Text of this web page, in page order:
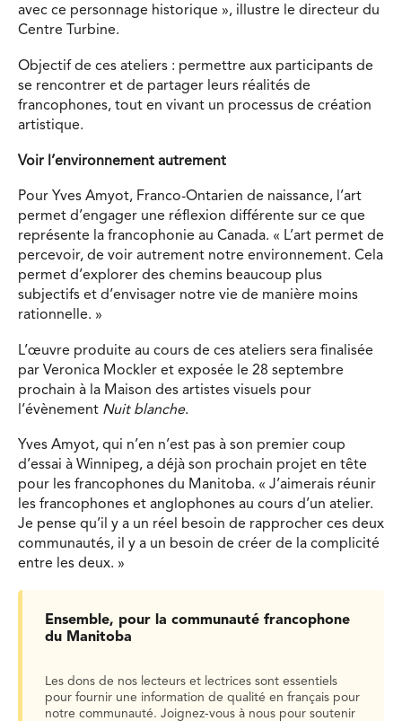
avec ce personnage historique », illustre le directeur du
Centre Turbine.
Objectif de ces ateliers : permettre aux participants de
se rencontrer et de partager leurs réalités de
francophones, tout en vivant un processus de création
artistique.
Voir l’environnement autrement
Pour Yves Amyot, Franco-Ontarien de naissance, l’art
permet d’engager une réflexion différente sur ce que
représente la francophonie au Canada. « L’art permet de
percevoir, de voir autrement notre environnement. Cela
permet d’explorer des chemins beaucoup plus
subjectifs et d’envisager notre vie de manière moins
rationnelle. »
L’œuvre produite au cours de ces ateliers sera finalisée
par Veronica Mockler et exposée le 28 septembre
prochain à la Maison des artistes visuels pour
l’évènement Nuit blanche.
Yves Amyot, qui n’en n’est pas à son premier coup
d’essai à Winnipeg, a déjà son prochain projet en tête
pour les francophones du Manitoba. « J’aimerais réunir
les francophones et anglophones au cours d’un atelier.
Je pense qu’il y a un réel besoin de rapprocher ces deux
communautés, il y a un besoin de créer de la complicité
entre les deux. »
Ensemble, pour la communauté francophone
du Manitoba
Les dons de nos lecteurs et lectrices sont essentiels
pour fournir une information de qualité en français pour
notre communauté. Joignez-vous à nous pour soutenir